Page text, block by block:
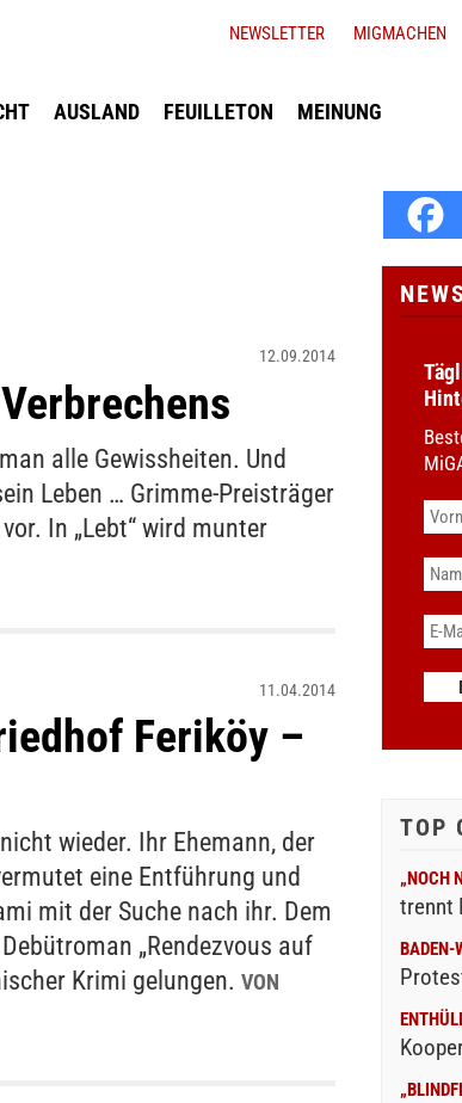
AUSLAND FEUILLETON MEINUNG
NEWSLETTER MIGMACHEN
12.09.2014
alle Gewissheiten. Und
Leben … Grimme-Preisträger
In „Lebt“ wird munter
Feriköy –
11.04.2014
wieder. Ihr Ehemann, der
eine Entführung und
mit der Suche nach ihr. Dem
„Rendezvous auf
Krimi gelungen. VON
TOP
„NOCH
trennt
BADEN-